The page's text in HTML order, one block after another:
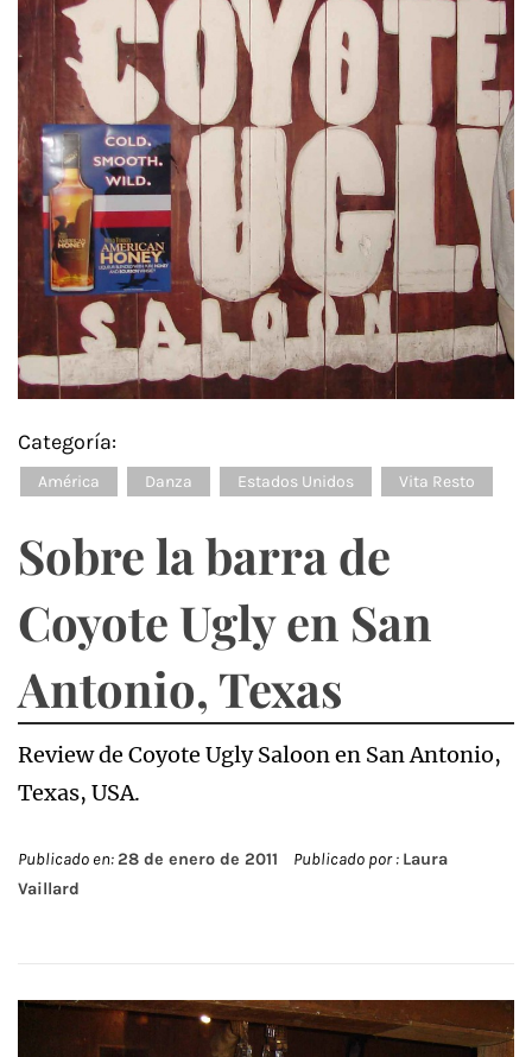
Categoría:
América Danza Estados Unidos Vita Resto
Sobre la barra de
Coyote Ugly en San
Antonio, Texas
Review de Coyote Ugly Saloon en San Antonio,
Texas, USA.
Publicado en:28 de enero de 2011 Publicado por : Laura
Vaillard